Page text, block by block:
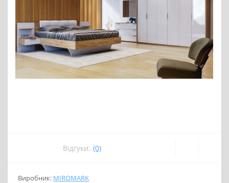
Відгуки: (0)
Виробник: MIROMARK